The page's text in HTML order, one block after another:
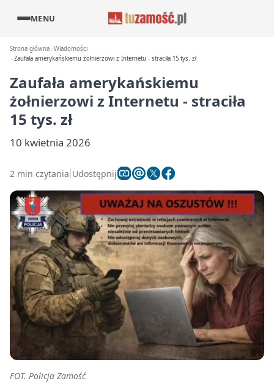
MENU
Strona główna Wiadomości
Zaufała amerykańskiemu żołnierzowi z Internetu - straciła 15 tys. zł
Zaufała amerykańskiemu
żołnierzowi z Internetu - straciła
15 tys. zł
10 kwietnia 2026
2 min czytania Udostępnij
FOT. Policja Zamość